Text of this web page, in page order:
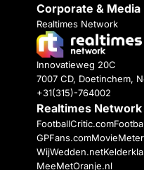
Corporate & Media
Realtimes Network
Innovatieweg 20C
7007 CD, Doetinchem,
+31(315)-764002
Realtimes Network
FootballCritic.com
GPFans.com
WijWedden.net
MeeMetOranje.nl